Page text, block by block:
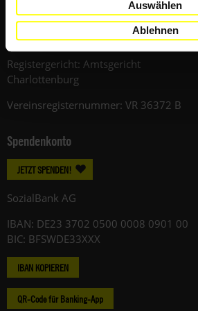
Auswählen
Ablehnen
Telefon: +49 (0)30 / 420248-0
Registergericht: Amtsgericht
Charlottenburg
Vereinsregisternummer: VR 36372 B
Spendenkonto
JETZT SPENDEN!
SozialBank AG
IBAN: DE23 3702 0500 0008 0901 00
BIC: BFSWDE33XXX
IBAN KOPIEREN
QR-Code für Banking-App